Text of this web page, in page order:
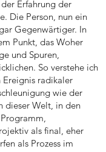
Erfahrung der
Die Person, nun ein
Gegenwärtiger. In
Punkt, das Woher
und Spuren,
So verstehe ich
Ereignis radikaler
wie der
dieser Welt, in den
als final, eher
als Prozess im